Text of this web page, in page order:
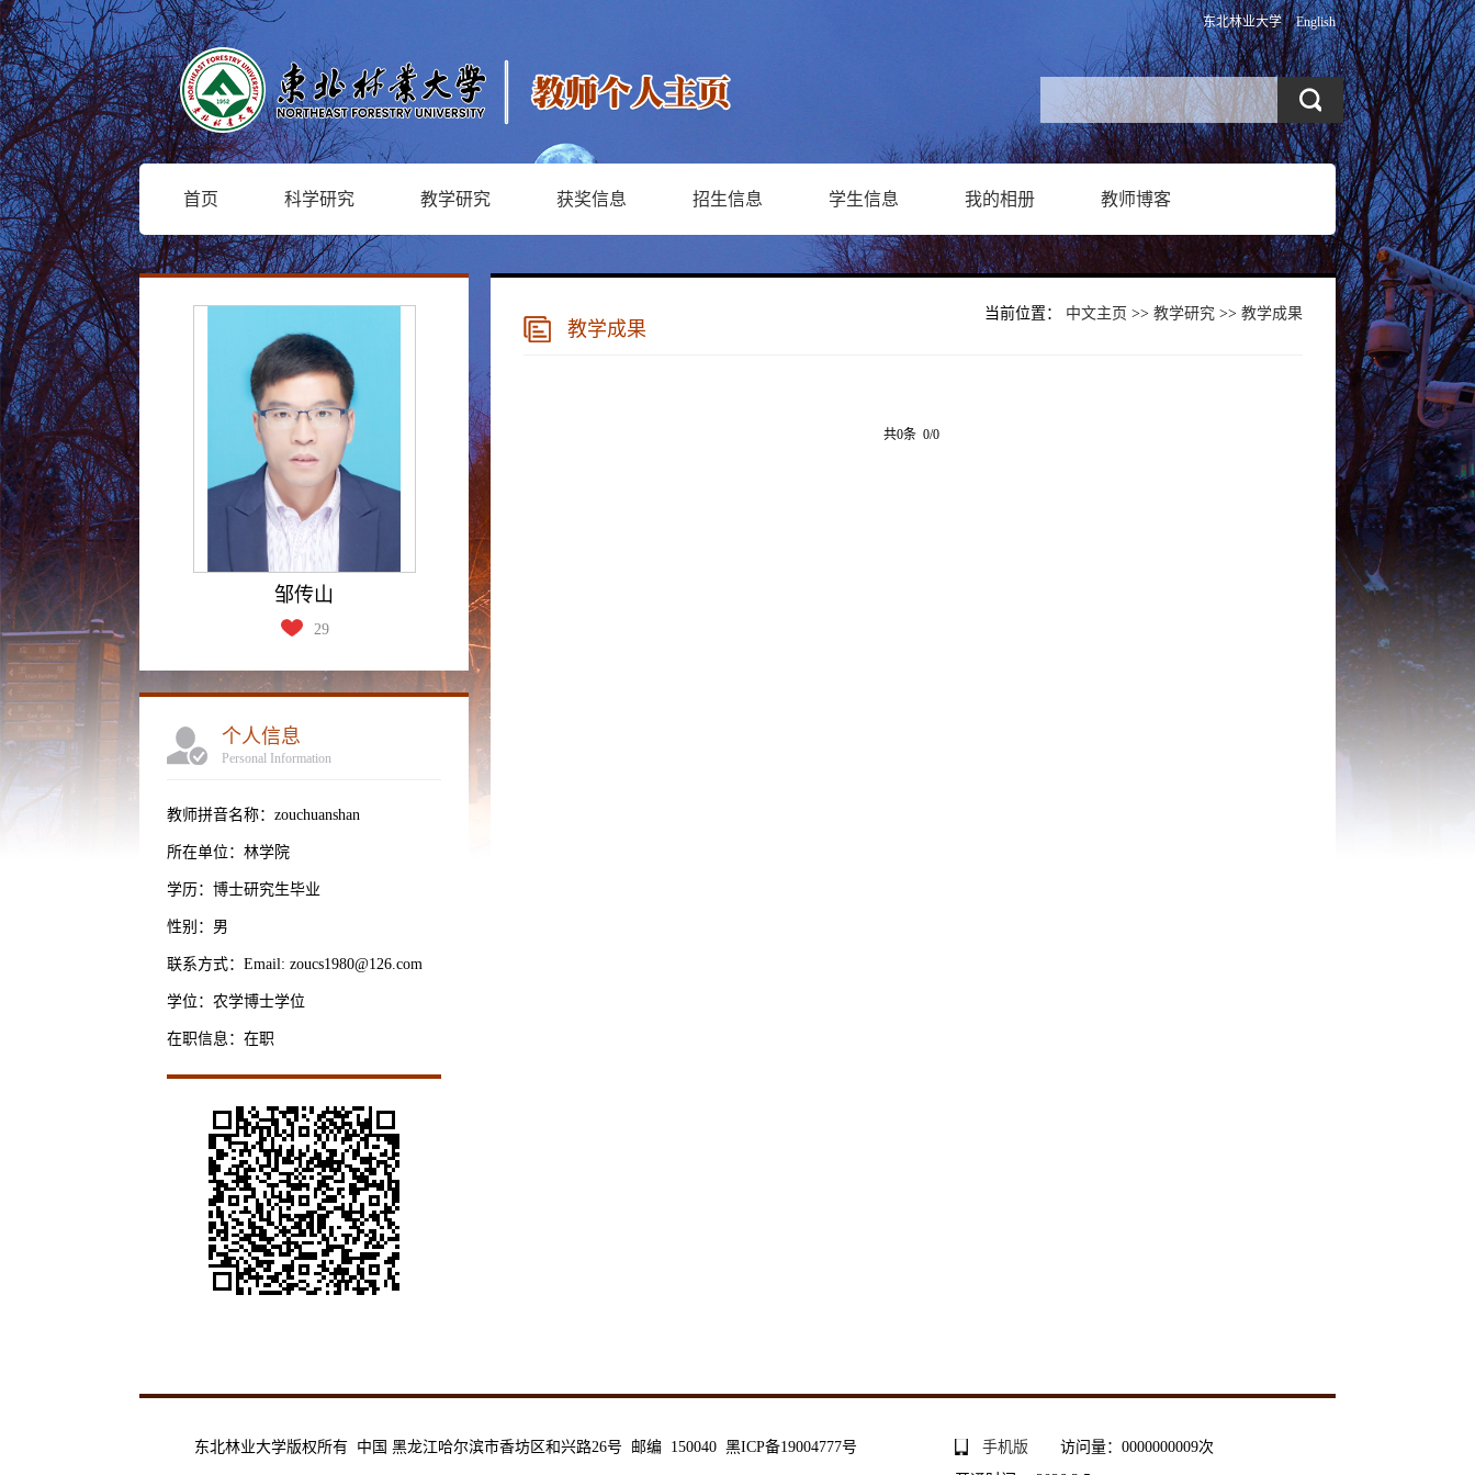
东北林业大学 English
首页 科学研究 教学研究 获奖信息 招生信息 学生信息 我的相册 教师博客
邹传山
29
个人信息
Personal Information
教师拼音名称：zouchuanshan
所在单位：林学院
学历：博士研究生毕业
性别：男
联系方式：Email: zoucs1980@126.com
学位：农学博士学位
在职信息：在职
教学成果
当前位置： 中文主页 >> 教学研究 >> 教学成果
共0条 0/0
东北林业大学版权所有 中国 黑龙江哈尔滨市香坊区和兴路26号 邮编 150040 黑ICP备19004777号 手机版 访问量： 0000000009次